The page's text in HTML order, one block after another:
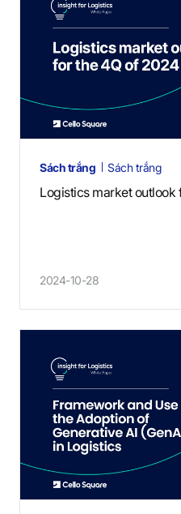
Sách trắng Sách trắng
Logistics market
2024-10-28